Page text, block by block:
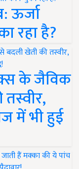
ऊर्जा
रहा है?
के जैविक
में भी हुई